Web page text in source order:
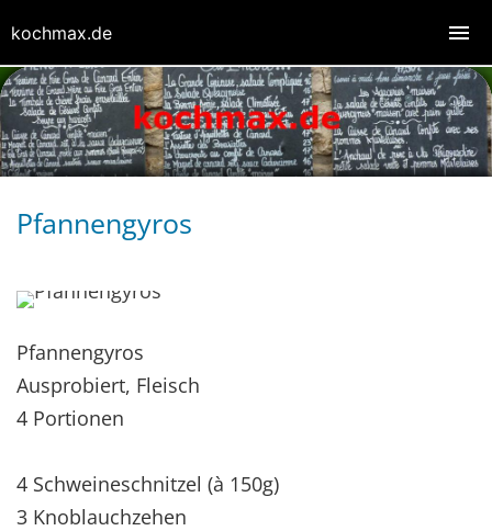
Pfannengyros
Pfannengyros
Ausprobiert, Fleisch
4 Portionen
4 Schweineschnitzel (à 150g)
3 Knoblauchzehen
kochmax.de